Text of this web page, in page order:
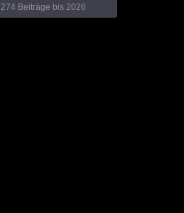
274 Beiträge bis 2026